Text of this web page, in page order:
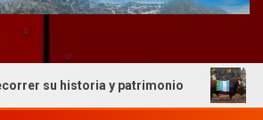
y patrimonio La